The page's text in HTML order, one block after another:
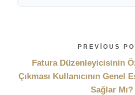
PREVIOUS
Fatura Düzenleyicisinin
Çıkması Kullanıcının Genel
Sağlar Mı?